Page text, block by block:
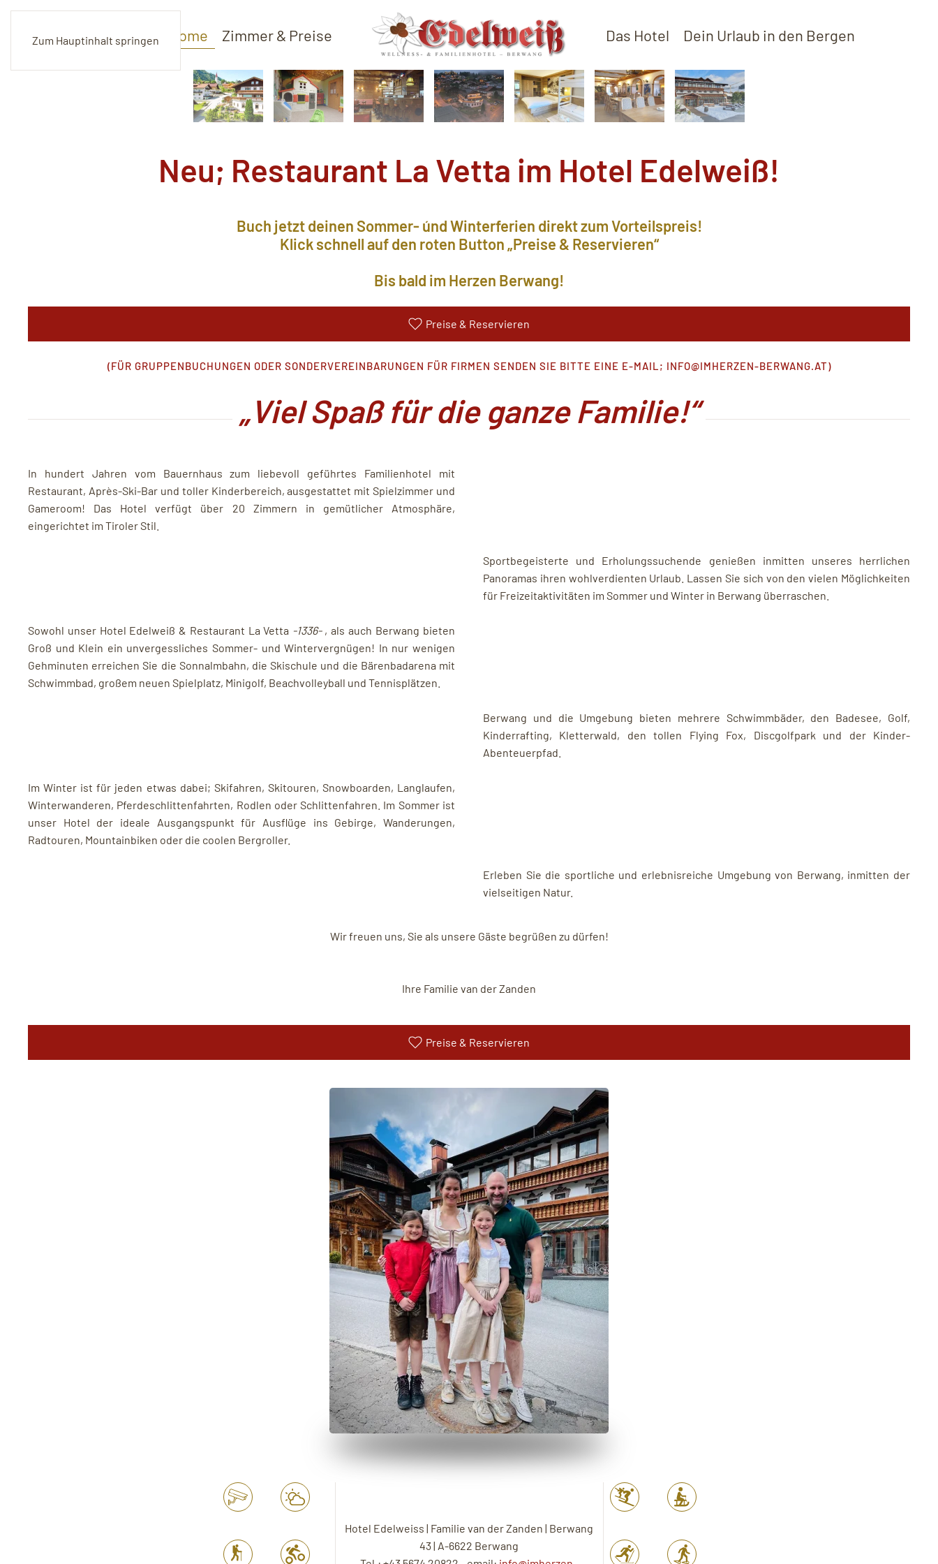
Zum Hauptinhalt springen Home Zimmer & Preise Das Hotel Dein Urlaub in den Bergen
Neu; Restaurant La Vetta im Hotel Edelweiß!
Buch jetzt deinen Sommer- únd Winterferien direkt zum Vorteilspreis!
Klick schnell auf den roten Button „Preise & Reservieren“
Bis bald im Herzen Berwang!
Preise & Reservieren
(FÜR GRUPPENBUCHUNGEN ODER SONDERVEREINBARUNGEN FÜR FIRMEN SENDEN SIE BITTE EINE E-MAIL; INFO@IMHERZEN-BERWANG.AT)
„Viel Spaß für die ganze Familie!“
In hundert Jahren vom Bauernhaus zum liebevoll geführtes Familienhotel mit
Restaurant, Après-Ski-Bar und toller Kinderbereich, ausgestattet mit Spielzimmer und
Gameroom! Das Hotel verfügt über 20 Zimmern in gemütlicher Atmosphäre,
eingerichtet im Tiroler Stil.
Sportbegeisterte und Erholungssuchende genießen inmitten unseres herrlichen
Panoramas ihren wohlverdienten Urlaub. Lassen Sie sich von den vielen Möglichkeiten
für Freizeitaktivitäten im Sommer und Winter in Berwang überraschen.
Sowohl unser Hotel Edelweiß & Restaurant La Vetta -1336- , als auch Berwang bieten
Groß und Klein ein unvergessliches Sommer- und Wintervergnügen! In nur wenigen
Gehminuten erreichen Sie die Sonnalmbahn, die Skischule und die Bärenbadarena mit
Schwimmbad, großem neuen Spielplatz, Minigolf, Beachvolleyball und Tennisplätzen.
Berwang und die Umgebung bieten mehrere Schwimmbäder, den Badesee, Golf,
Kinderrafting, Kletterwald, den tollen Flying Fox, Discgolfpark und der Kinder-
Abenteuerpfad.
Im Winter ist für jeden etwas dabei; Skifahren, Skitouren, Snowboarden, Langlaufen,
Winterwanderen, Pferdeschlittenfahrten, Rodlen oder Schlittenfahren. Im Sommer ist
unser Hotel der ideale Ausgangspunkt für Ausflüge ins Gebirge, Wanderungen,
Radtouren, Mountainbiken oder die coolen Bergroller.
Erleben Sie die sportliche und erlebnisreiche Umgebung von Berwang, inmitten der
vielseitigen Natur.
Wir freuen uns, Sie als unsere Gäste begrüßen zu dürfen!
Ihre Familie van der Zanden
Preise & Reservieren
Hotel Edelweiss | Familie van der Zanden | Berwang
43 | A-6622 Berwang